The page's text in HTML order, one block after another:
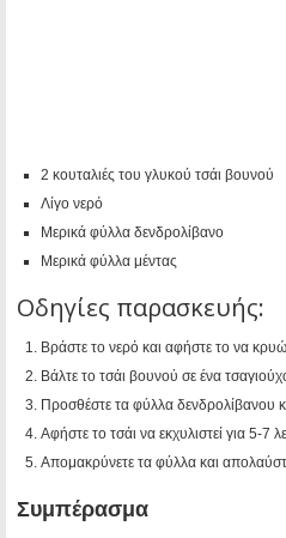
2 κουταλιές του γλυκού τσάι βουνού
Λίγο νερό
Μερικά φύλλα δενδρολίβανο
Μερικά φύλλα μέντας
Οδηγίες παρασκευής:
Βράστε το νερό και αφήστε το να
Βάλτε το τσάι βουνού σε ένα
Προσθέστε τα φύλλα δενδρολίβανου
Αφήστε το τσάι να εκχυλιστεί για 5-7
Απομακρύνετε τα φύλλα και
Συμπέρασμα